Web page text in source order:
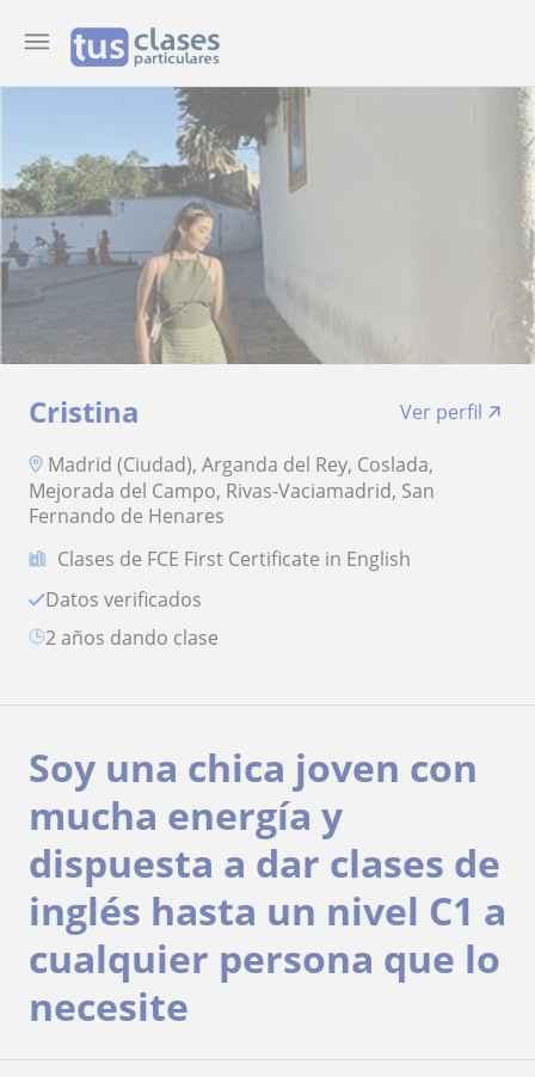
Cristina
Ver perfil
Madrid (Ciudad), Arganda del Rey, Coslada,
Mejorada del Campo, Rivas-Vaciamadrid, San
Fernando de Henares
Clases de FCE First Certificate in English
Datos verificados
2 años dando clase
Soy una chica joven con
mucha energía y
dispuesta a dar clases de
inglés hasta un nivel C1 a
cualquier persona que lo
necesite